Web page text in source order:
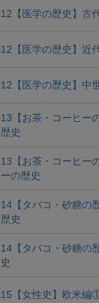
12【医学の歴史】古
12【医学の歴史】近
12【医学の歴史】中
13【お茶・コーヒー
歴史
13【お茶・コーヒー
ーの歴史
14【タバコ・砂糖の
歴史
14【タバコ・砂糖の
史
15【女性史】欧米